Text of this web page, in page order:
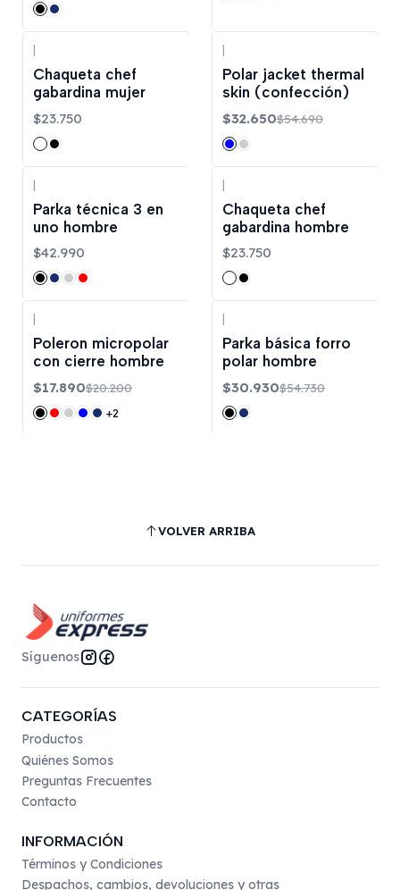
Chaqueta chef
gabardina mujer
$23.750
Polar jacket thermal
skin (confección)
$32.650$54.690
|
Parka técnica 3 en
uno hombre
$42.990
|
Chaqueta chef
gabardina hombre
$23.750
Poleron micropolar
con cierre hombre
$17.890$20.200
+2
Parka básica forro
polar hombre
$30.930$54.730
VOLVER ARRIBA
Síguenos
CATEGORÍAS
Productos
Quiénes Somos
Preguntas Frecuentes
Contacto
INFORMACIÓN
Términos y Condiciones
Despachos, cambios, devoluciones y otras